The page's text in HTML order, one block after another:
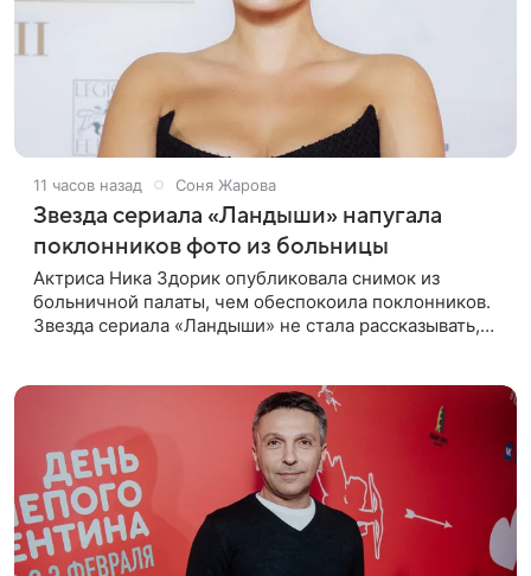
11 часов назад Соня Жарова
Звезда сериала «Ландыши» напугала
поклонников фото из больницы
Актриса Ника Здорик опубликовала снимок из
больничной палаты, чем обеспокоила поклонников.
Звезда сериала «Ландыши» не стала рассказывать,